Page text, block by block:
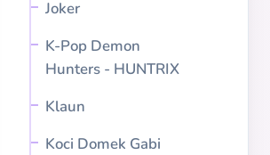
Joker
K-Pop Demon
Hunters - HUNTRIX
Klaun
Koci Domek Gabi